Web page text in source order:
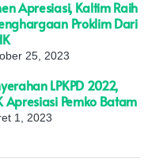
Apresiasi, Kaltim Raih
Proklim Dari
25, 2023
LPKPD 2022,
Apresiasi Pemko Batam
1, 2023